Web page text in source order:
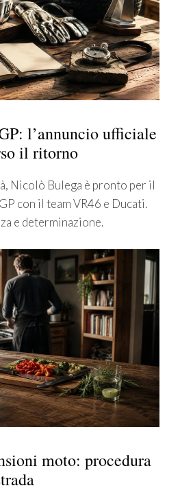
l’annuncio ufficiale
il ritorno
Nicolò Bulega è pronto per il
con il team VR46 e Ducati.
e determinazione.
moto: procedura